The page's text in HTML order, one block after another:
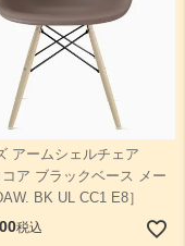
アームシェルチェア
コア ブラックベース メー
BK UL CC1 E8］
税込